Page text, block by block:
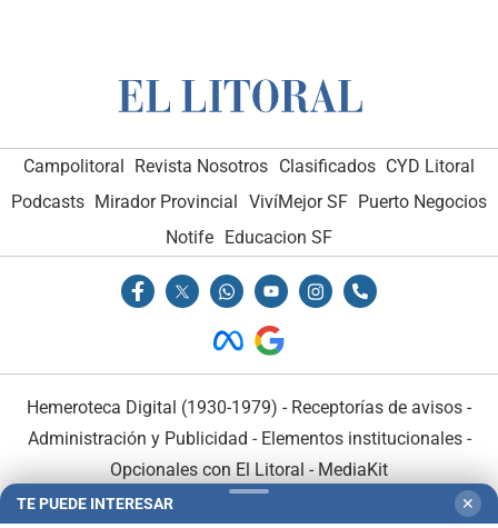
Campolitoral Revista Nosotros Clasificados CYD Litoral
Podcasts Mirador Provincial VivíMejor SF Puerto Negocios
Notife Educacion SF
Hemeroteca Digital (1930-1979) - Receptorías de avisos -
Administración y Publicidad - Elementos institucionales-
Opcionales con El Litoral - MediaKit
TE PUEDE INTERESAR ✕